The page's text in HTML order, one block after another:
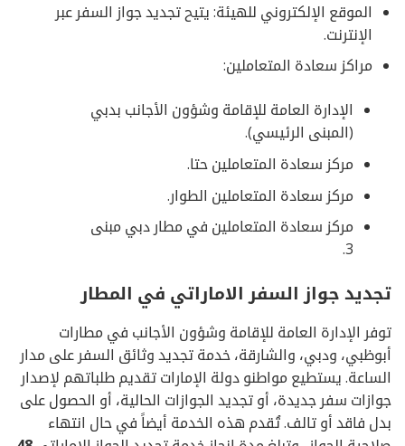
الموقع الإلكتروني للهيئة: يتيح تجديد جواز السفر عبر
الإنترنت.
مراكز سعادة المتعاملين:
الإدارة العامة للإقامة وشؤون الأجانب بدبي
(المبنى الرئيسي).
مركز سعادة المتعاملين حتا.
مركز سعادة المتعاملين الطوار.
مركز سعادة المتعاملين في مطار دبي مبنى
3.
تجديد جواز السفر الاماراتي في المطار
توفر الإدارة العامة للإقامة وشؤون الأجانب في مطارات
أبوظبي، ودبي، والشارقة، خدمة تجديد وثائق السفر على مدار
الساعة. يستطيع مواطنو دولة الإمارات تقديم طلباتهم لإصدار
جوازات سفر جديدة، أو تجديد الجوازات الحالية، أو الحصول على
بدل فاقد أو تالف. تُقدم هذه الخدمة أيضاً في حال انتهاء